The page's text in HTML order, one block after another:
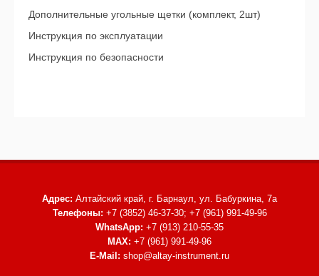
Дополнительные угольные щетки (комплект, 2шт)
Инструкция по эксплуатации
Инструкция по безопасности
Адрес: Алтайский край, г. Барнаул, ул. Бабуркина, 7а
Телефоны: +7 (3852) 46-37-30; +7 (961) 991-49-96
WhatsApp: +7 (913) 210-55-35
MAX: +7 (961) 991-49-96
E-Mail: shop@altay-instrument.ru